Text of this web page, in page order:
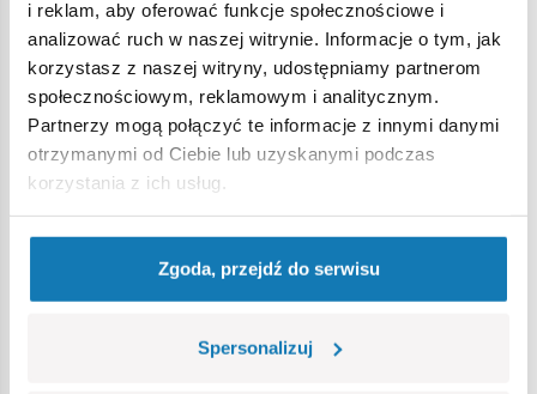
i reklam, aby oferować funkcje społecznościowe i
analizować ruch w naszej witrynie. Informacje o tym, jak
korzystasz z naszej witryny, udostępniamy partnerom
społecznościowym, reklamowym i analitycznym.
Partnerzy mogą połączyć te informacje z innymi danymi
otrzymanymi od Ciebie lub uzyskanymi podczas
korzystania z ich usług.
Zgoda, przejdź do serwisu
Spersonalizuj
dzieci. Konstruowane pojazdy mogą stanowić doskonałe
rekwizyty podczas nauki, które jednocześnie rozwijają
zdolności manualne i wyobraźnię, ćwiczą cierpliwość i
spostrzegawczość.
Klocki COBI z edycji limitowanej to
rozrywka dla wielu pokoleń
Nie bez powodu uważa się, iż kupowanie własnym
pociechom klocków, to tak naprawdę spełnianie swoich
Limited Edition to niebywale cenne zestawy, których